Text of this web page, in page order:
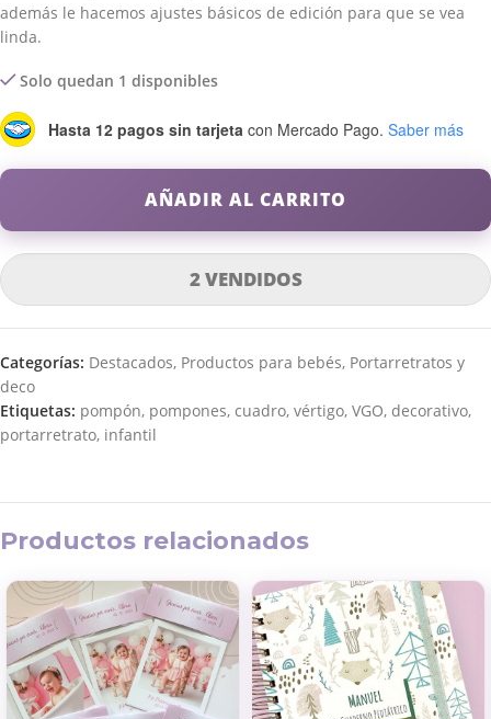
además le hacemos ajustes básicos de edición para que se vea
linda.
Solo quedan 1 disponibles
Hasta 12 pagos sin tarjeta con Mercado Pago. Saber más
AÑADIR AL CARRITO
2 VENDIDOS
Categorías: Destacados, Productos para bebés, Portarretratos y
deco
Etiquetas: pompón, pompones, cuadro, vértigo, VGO, decorativo,
portarretrato, infantil
Productos relacionados